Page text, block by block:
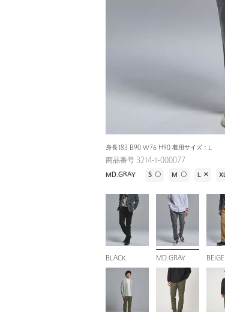
身長183 B90 W76 H90 着用サイズ：L
商品番号 3214-1-000077
MD.GRAY S 〇 M 〇 ✕ XL
BLACK MD.GRAY BEIGE